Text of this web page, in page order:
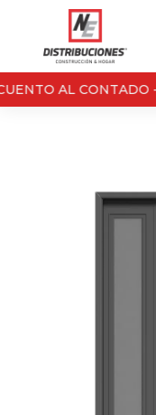
AL CONTADO -